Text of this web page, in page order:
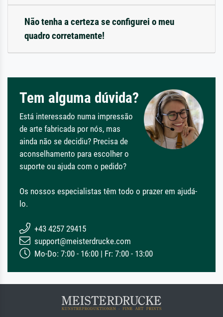
Não tenha a certeza se configurei o meu
quadro corretamente!
Tem alguma dúvida?
Está interessado numa impressão
de arte fabricada por nós, mas
ainda não se decidiu? Precisa de
aconselhamento para escolher o
suporte ou ajuda com o pedido?
Os nossos especialistas têm todo o prazer em ajudá-
lo.
+43 4257 29415
support@meisterdrucke.com
Mo-Do: 7:00 - 16:00 | Fr: 7:00 - 13:00